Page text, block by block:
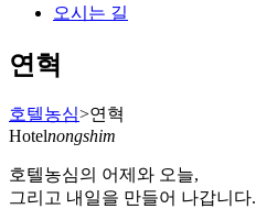
오시는 길
연혁
호텔농심>연혁
Hotelnongshim
호텔농심의 어제와 오늘,
그리고 내일을 만들어 나갑니다.